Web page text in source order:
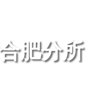
肥分所